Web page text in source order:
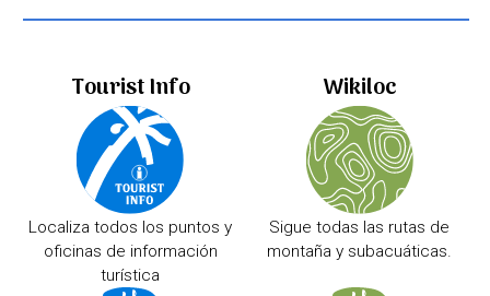
Tourist Info
Localiza todos los puntos y
oficinas de información
turística
Wikiloc
Sigue todas las rutas de
montaña y subacuáticas.